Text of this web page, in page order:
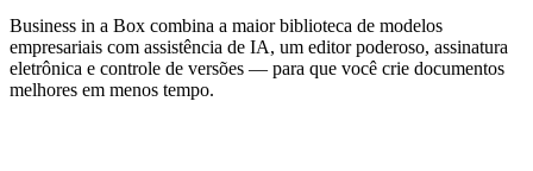
Business in a Box combina a maior biblioteca de modelos
empresariais com assistência de IA, um editor poderoso, assinatura
eletrônica e controle de versões — para que você crie documentos
melhores em menos tempo.